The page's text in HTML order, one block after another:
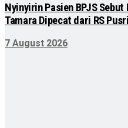
Nyinyirin Pasien BPJS
Tamara Dipecat dari RS Pusri
7 August 2026